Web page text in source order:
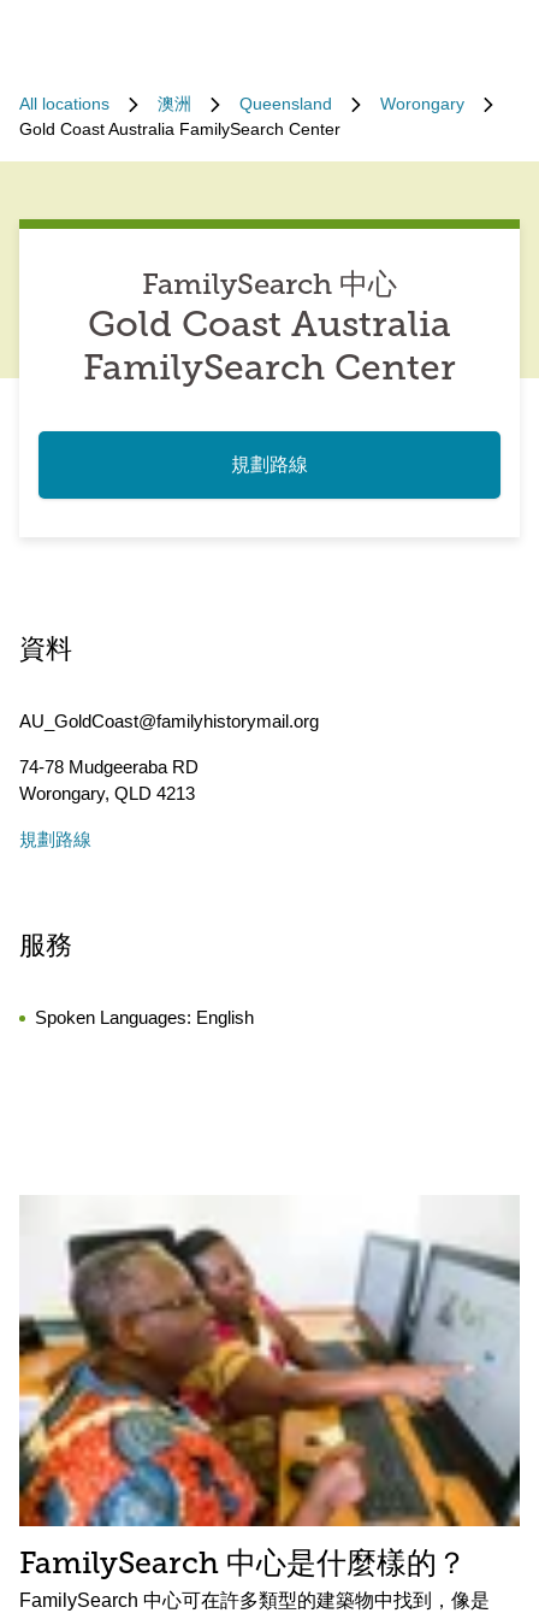
All locations 澳洲 Queensland
Worongary
Gold Coast Australia FamilySearch Center
FamilySearch 中心
Gold Coast Australia
FamilySearch Center
規劃路線
資料
AU_GoldCoast@familyhistorymail.org
74-78 Mudgeeraba RD
Worongary, QLD 4213
規劃路線
服務
Spoken Languages: English
FamilySearch 中心是什麼樣的？
FamilySearch 中心可在許多類型的建築物中找到，像是